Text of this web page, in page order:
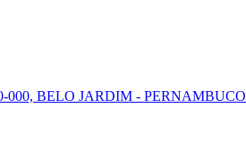
000, BELO JARDIM - PERNAMBUCO